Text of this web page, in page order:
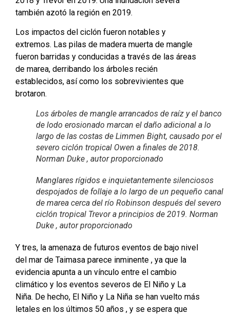
también azotó la región en 2019.
Los impactos del ciclón fueron notables y
extremos. Las pilas de madera muerta de mangle
fueron barridas y conducidas a través de las áreas
de marea, derribando los árboles recién
establecidos, así como los sobrevivientes que
brotaron.
Los árboles de mangle arrancados de raíz y el banco
de lodo erosionado marcan el daño adicional a lo
largo de las costas de Limmen Bight, causado por el
severo ciclón tropical Owen a finales de 2018.
Norman Duke , autor proporcionado
Manglares rígidos e inquietantemente silenciosos
despojados de follaje a lo largo de un pequeño canal
de marea cerca del río Robinson después del severo
ciclón tropical Trevor a principios de 2019. Norman
Duke , autor proporcionado
Y tres, la amenaza de futuros eventos de bajo nivel
del mar de Taimasa parece inminente , ya que la
evidencia apunta a un vínculo entre el cambio
climático y los eventos severos de El Niño y La
Niña. De hecho, El Niño y La Niña se han vuelto más
letales en los últimos 50 años , y se espera que